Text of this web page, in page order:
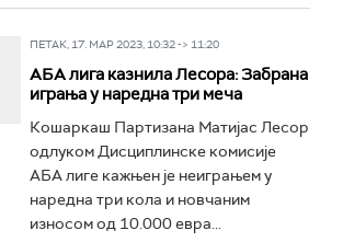
ПЕТАК, 17. МАР 2023, 10:32 -> 11:20
АБА лига казнила Лесора: Забрана
играња у наредна три меча
Кошаркаш Партизана Матијас Лесор
одлуком Дисциплинске комисије
АБА лиге кажњен је неиграњем у
наредна три кола и новчаним
износом од 10.000 евра...